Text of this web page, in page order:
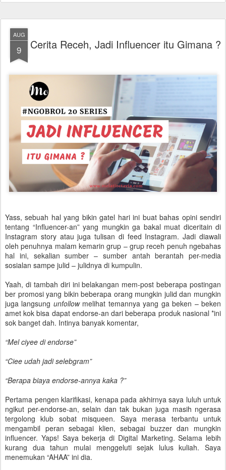
AUG
9 Cerita Receh, Jadi Influencer itu Gimana ?
Yass, sebuah hal yang bikin gatel hari ini buat bahas opini sendiri
tentang “Influencer-an” yang mungkin ga bakal muat diceritain di
Instagram story atau juga tulisan di feed Instagram. Jadi diawali
oleh penuhnya malam kemarin grup – grup receh penuh ngebahas
hal ini, sekalian sumber – sumber antah berantah per-media
sosialan sampe julid – julidnya di kumpulin.
Yaah, di tambah diri ini belakangan mem-post beberapa postingan
ber promosi yang bikin beberapa orang mungkin julid dan mungkin
juga langsung unfollowmelihat temannya yang ga beken – beken
amet kok bisa dapat endorse-an dari beberapa produk nasional *ini
sok banget dah. Intinya banyak komentar,
“Mel ciyee di endorse”
“Ciee udah jadi selebgram”
“Berapa biaya endorse-annya kaka ?”
Pertama pengen klarifikasi, kenapa pada akhirnya saya luluh untuk
ngikut per-endorse-an, selain dan tak bukan juga masih ngerasa
tergolong klub sobat misqueen. Saya merasa terbantu untuk
mengambil peran sebagai klien, sebagai buzzer dan mungkin
influencer. Yaps! Saya bekerja di Digital Marketing. Selama lebih
kurang dua tahun mulai menggeluti sejak lulus kuliah. Saya
menemukan “AHAA” ini dia.